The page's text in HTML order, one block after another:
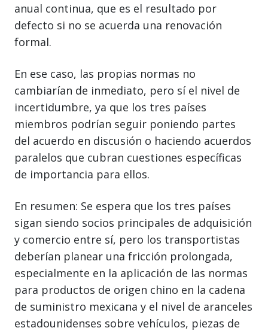
anual continua, que es el resultado por
defecto si no se acuerda una renovación
formal.
En ese caso, las propias normas no
cambiarían de inmediato, pero sí el nivel de
incertidumbre, ya que los tres países
miembros podrían seguir poniendo partes
del acuerdo en discusión o haciendo acuerdos
paralelos que cubran cuestiones específicas
de importancia para ellos.
En resumen: Se espera que los tres países
sigan siendo socios principales de adquisición
y comercio entre sí, pero los transportistas
deberían planear una fricción prolongada,
especialmente en la aplicación de las normas
para productos de origen chino en la cadena
de suministro mexicana y el nivel de aranceles
estadounidenses sobre vehículos, piezas de